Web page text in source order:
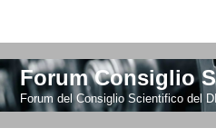
Forum Consiglio
Forum del Consiglio Scientifico del